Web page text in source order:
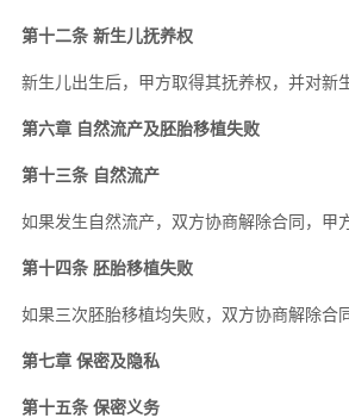
第十二条 新生儿抚养权
新生儿出生后，甲方取得其抚养权，并对新
第六章 自然流产及胚胎移植失败
第十三条 自然流产
如果发生自然流产，双方协商解除合同，甲
第十四条 胚胎移植失败
如果三次胚胎移植均失败，双方协商解除合
第七章 保密及隐私
第十五条 保密义务